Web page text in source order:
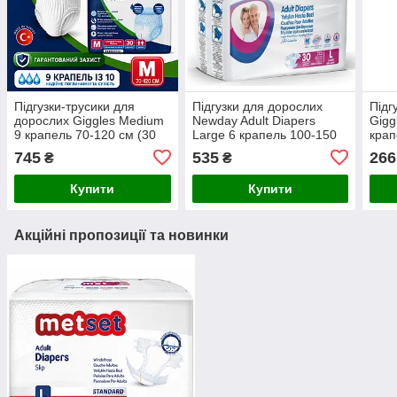
Підгузки-трусики для
дорослих Giggles Medium
9 крапель 70-120 см (30
745 ₴
Купити
Підгузки для дорослих
Newday Adult Diapers
Large 6 крапель 100-150
535₴
Купити
266
Акційні пропозиції та новинки